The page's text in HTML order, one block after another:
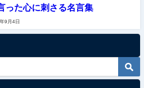
った心に刺さる名言集
9月4日